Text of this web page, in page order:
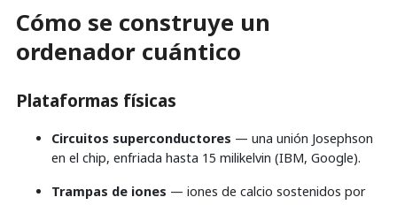
Cómo se construye un
ordenador cuántico
Plataformas físicas
Circuitos superconductores — una unión Josephson
en el chip, enfriada hasta 15 milikelvin (IBM, Google).
Trampas de iones — iones de calcio sostenidos por